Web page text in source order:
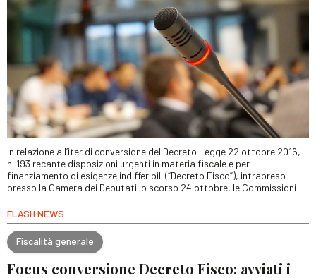
In relazione all’iter di conversione del Decreto Legge 22 ottobre 2016,
n. 193 recante disposizioni urgenti in materia fiscale e per il
finanziamento di esigenze indifferibili (“Decreto Fisco”), intrapreso
presso la Camera dei Deputati lo scorso 24 ottobre, le Commissioni
FLASH NEWS
Fiscalità generale
Focus conversione Decreto Fisco: avviati i